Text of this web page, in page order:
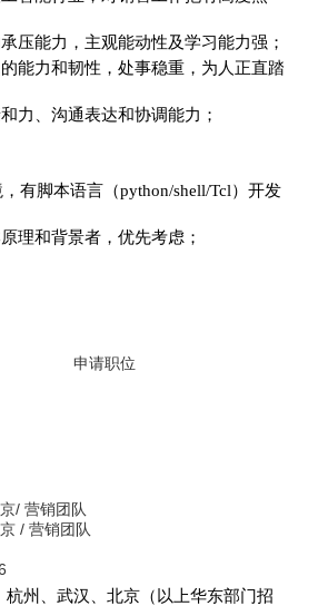
压能力，主观能动性及学习能力强；
能力和韧性，处事稳重，为人正直踏
力、沟通表达和协调能力；
有脚本语言（python/shell/Tcl）开发
理和背景者，优先考虑；
申请职位
/ 营销团队
/ 营销团队
杭州、武汉、北京（以上华东部门招